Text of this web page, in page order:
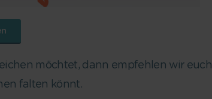
möchtet, dann empfehlen wir euch
falten könnt.